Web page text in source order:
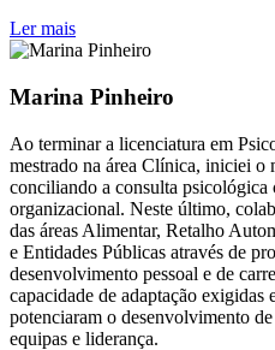
Ler mais
Marina Pinheiro
Ao terminar a licenciatura em
mestrado na área Clínica, iniciei o
conciliando a consulta
organizacional. Neste último,
das áreas Alimentar, Retalho
e Entidades Públicas através de
desenvolvimento pessoal e de
capacidade de adaptação exigidas
potenciaram o desenvolvimento
equipas e liderança.